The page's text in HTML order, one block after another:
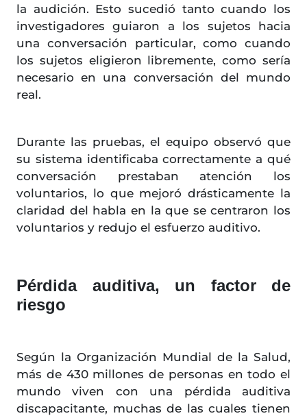
la audición. Esto sucedió tanto cuando los
investigadores guiaron a los sujetos hacia
una conversación particular, como cuando
los sujetos eligieron libremente, como sería
necesario en una conversación del mundo
real.
Durante las pruebas, el equipo observó que
su sistema identificaba correctamente a qué
conversación prestaban atención los
voluntarios, lo que mejoró drásticamente la
claridad del habla en la que se centraron los
voluntarios y redujo el esfuerzo auditivo.
Pérdida auditiva, un factor de
riesgo
Según la Organización Mundial de la Salud,
más de 430 millones de personas en todo el
mundo viven con una pérdida auditiva
discapacitante, muchas de las cuales tienen